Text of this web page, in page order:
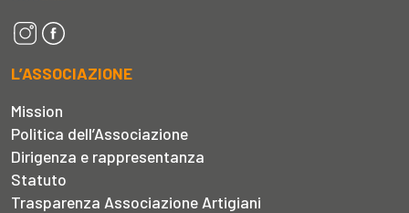
L’ASSOCIAZIONE
Mission
Politica dell’Associazione
Dirigenza e rappresentanza
Statuto
Trasparenza Associazione Artigiani